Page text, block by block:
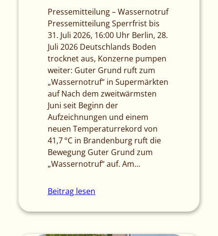
Pressemitteilung – Wassernotruf
Pressemitteilung Sperrfrist bis
31. Juli 2026, 16:00 Uhr Berlin, 28.
Juli 2026 Deutschlands Boden
trocknet aus, Konzerne pumpen
weiter: Guter Grund ruft zum
„Wassernotruf“ in Supermärkten
auf Nach dem zweitwärmsten
Juni seit Beginn der
Aufzeichnungen und einem
neuen Temperaturrekord von
41,7 °C in Brandenburg ruft die
Bewegung Guter Grund zum
„Wassernotruf“ auf. Am…
Beitrag lesen